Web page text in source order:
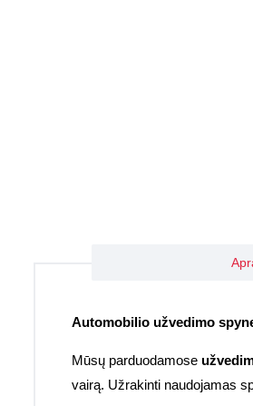
Automobilio užvedimo
Mūsų parduodamose
vairą. Užrakinti naudojamas